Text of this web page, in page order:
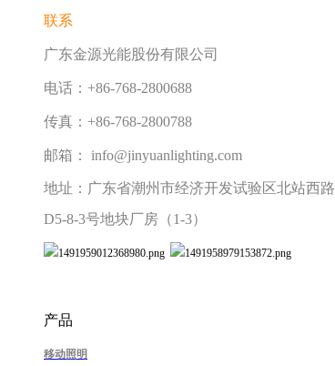
联系
广东金源光能股份有限公司
电话：+86-768-2800688
传真：+86-768-2800788
邮箱： info@jinyuanlighting.com
地址：广东省潮州市经济开发试验区北站西路
D5-8-3号地块厂房（1-3）
产品
移动照明